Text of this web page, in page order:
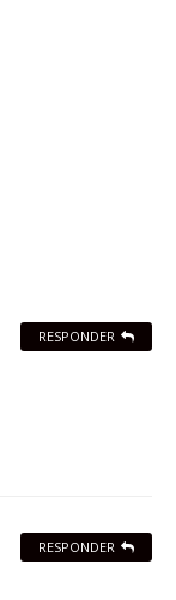
RESPONDER
RESPONDER